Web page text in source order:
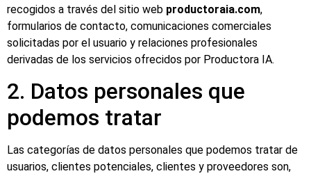
recogidos a través del sitio web productoraia.com,
formularios de contacto, comunicaciones comerciales
solicitadas por el usuario y relaciones profesionales
derivadas de los servicios ofrecidos por Productora IA.
2. Datos personales que
podemos tratar
Las categorías de datos personales que podemos tratar de
usuarios, clientes potenciales, clientes y proveedores son,